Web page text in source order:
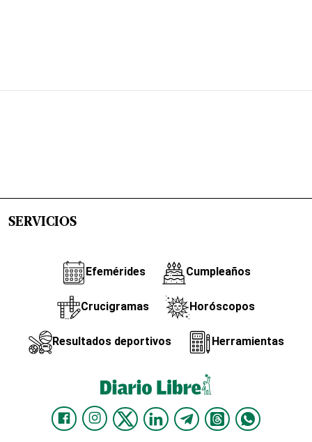
SERVICIOS
Efemérides Cumpleaños
Crucigramas Horóscopos
Resultados deportivos Herramientas